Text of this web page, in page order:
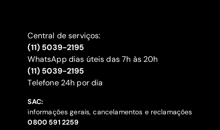
Central de serviços:
(11) 5039-2195
WhatsApp dias úteis das 7h às 20h
(11) 5039-2195
‍Telefone 24h por dia
SAC:
informações gerais, cancelamentos e reclamações
‍0800 591 2259